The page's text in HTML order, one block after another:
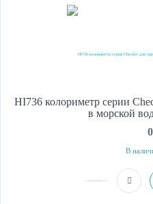
HI736 колориметр серии
в морской
0
В